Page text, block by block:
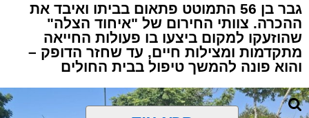
גבר בן 56 התמוטט פתאום בביתו ואיבד את
ההכרה. צוותי החירום של "איחוד הצלה"
שהוזעקו למקום ביצעו בו פעולות החייאה
מתקדמות ומצילות חיים, עד שחזר הדופק –
והוא פונה להמשך טיפול בבית החולים